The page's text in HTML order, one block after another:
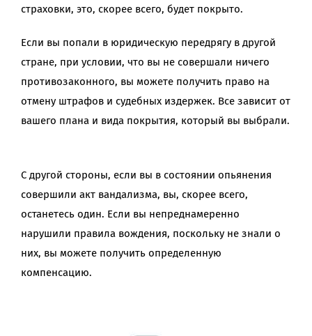
страховки, это, скорее всего, будет покрыто.
Если вы попали в юридическую передрягу в другой
стране, при условии, что вы не совершали ничего
противозаконного, вы можете получить право на
отмену штрафов и судебных издержек. Все зависит от
вашего плана и вида покрытия, который вы выбрали.
С другой стороны, если вы в состоянии опьянения
совершили акт вандализма, вы, скорее всего,
останетесь один. Если вы непреднамеренно
нарушили правила вождения, поскольку не знали о
них, вы можете получить определенную
компенсацию.